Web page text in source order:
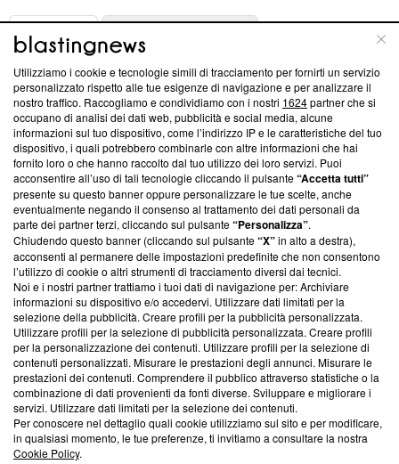
ABOUT
Questa sezione offre informazioni trasparenti su Blasting
News, sui nostri processi editoriali e su come ci impegniamo a
creare news di qualità. Inoltre, afferma la nostra aderenza a
‘Trust Project - News with Integrity’Blasting News non è
ancora membro del programma, ma ha richiesto di farne
parte; Trust Project non ha ancora effettuato una verifica di
conformità agli standard.
Su di noi
Team editoriale
Corporate
Redazione
Informativa Privacy
Cookie Policy
Blasting SA, IDI CHE-247.845.224, Via Carlo Frasca, 3 - 6900
Lugano (Svizzera) Tel:+39 0690258937
Utilizziamo i cookie e tecnologie simili di tracciamento per fornirti un servizio
personalizzato rispetto alle tue esigenze di navigazione e per analizzare il
nostro traffico. Raccogliamo e condividiamo con i nostri 1624partner che si
occupano di analisi dei dati web, pubblicità e social media, alcune
informazioni sul tuo dispositivo, come l’indirizzo IP e le caratteristiche del tuo
dispositivo, i quali potrebbero combinarle con altre informazioni che hai
fornito loro o che hanno raccolto dal tuo utilizzo dei loro servizi. Puoi
acconsentire all’uso di tali tecnologie cliccando il pulsante“Accetta tutti”
presente su questo banner oppure personalizzare le tue scelte, anche
eventualmente negando il consenso al trattamento dei dati personali da
parte dei partner terzi, cliccando sul pulsante“Personalizza”.
Chiudendo questo banner (cliccando sul pulsante“X”in alto a destra),
acconsenti al permanere delle impostazioni predefinite che non consentono
l’utilizzo di cookie o altri strumenti di tracciamento diversi dai tecnici.
Noi e i nostri partner trattiamo i tuoi dati di navigazione per: Archiviare
informazioni su dispositivo e/o accedervi. Utilizzare dati limitati per la
selezione della pubblicità. Creare profili per la pubblicità personalizzata.
Utilizzare profili per la selezione di pubblicità personalizzata. Creare profili
per la personalizzazione dei contenuti. Utilizzare profili per la selezione di
contenuti personalizzati. Misurare le prestazioni degli annunci. Misurare le
prestazioni dei contenuti. Comprendere il pubblico attraverso statistiche o la
combinazione di dati provenienti da fonti diverse. Sviluppare e migliorare i
servizi. Utilizzare dati limitati per la selezione dei contenuti.
Per conoscere nel dettaglio quali cookie utilizziamo sul sito e per modificare,
in qualsiasi momento, le tue preferenze, ti invitiamo a consultare la nostra
Cookie Policy.